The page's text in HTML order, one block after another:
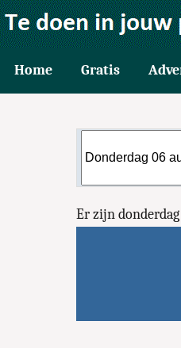
Home Gratis
Er zijn